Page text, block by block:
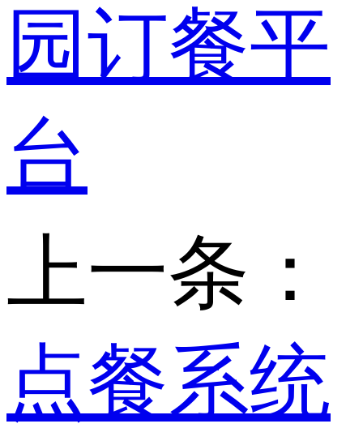
园订餐平
台
上一条：
点餐系统